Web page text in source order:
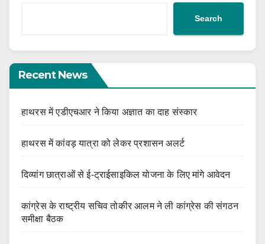
Search
Recent News
हाथरस में एडीएचआर ने किया अज्ञात का दाह संस्कार
हाथरस में कांवड़ यात्रा को लेकर प्रशासन अलर्ट
दिव्यांग छात्राओं से ई-ट्राईसाइकिल योजना के लिए मांगे आवेदन
कांग्रेस के राष्ट्रीय सचिव तोकीर आलम ने ली कांग्रेस की संगठन
समीक्षा बैठक